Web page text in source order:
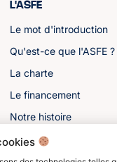
L'ASFE
Le mot d'introduction
Qu'est-ce que l'ASFE ?
La charte
Le financement
Notre histoire
Les sénateurs